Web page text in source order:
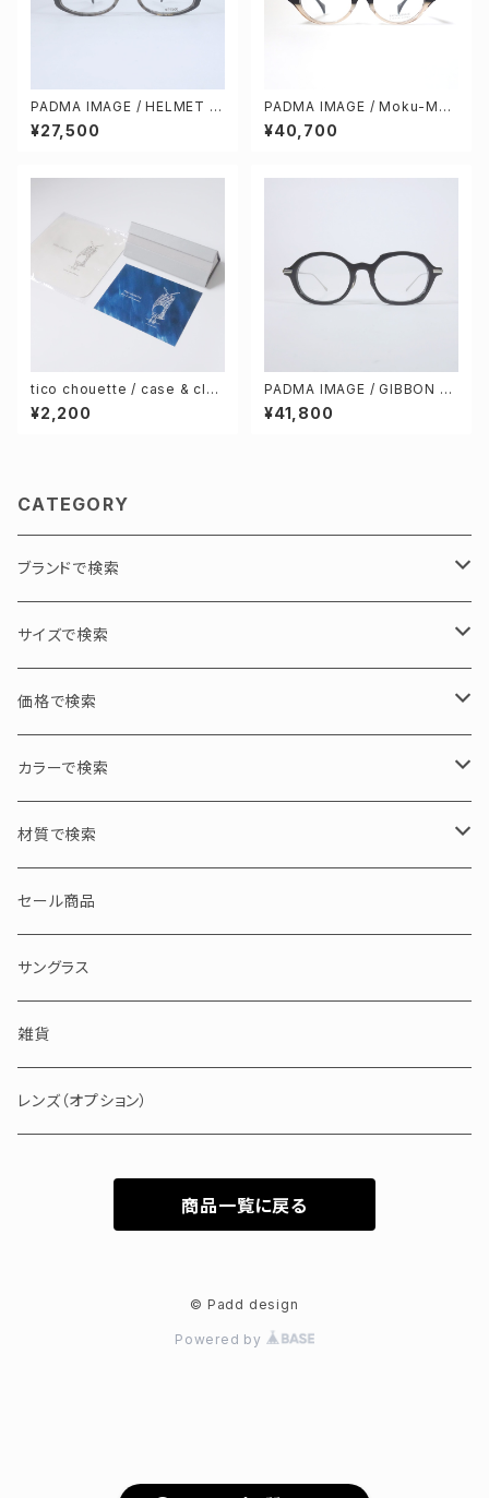
PADMA IMAGE / HELMET c
ol.37 urban
¥27,500
PADMA IMAGE / Moku-Mok
u col.122 [darkgreen beige
/ darkgreen]
¥40,700
tico chouette / case & clea
ning cloth
¥2,200
PADMA IMAGE / GIBBON co
l.1 [BLACK / SILVER]
¥41,800
CATEGORY
ブランドで検索
PADMA IMAGE / パドマイメージ
GEOMETRY / 幾何学
ASYMMETRY / 左右非対称
N PRODUCT / エヌプロダクト
tico chouette / ティコシュエット
サイズで検索
L / 大サイズ
M / 中サイズ
S / 小サイズ
価格で検索
30000円以下
30000～50000円
50000～100000円
100000円以上
カラーで検索
ブラック・グレー・クリア
ブラウン・イエロー・ホワイト
ピンク・レッド・パープル
ブルー・グリーン
材質で検索
アセテート
セルロイド
メタル
バッファローホーン
セール商品
サングラス
雑貨
レンズ（オプション）
商品一覧に戻る
© Padd design
Powered by